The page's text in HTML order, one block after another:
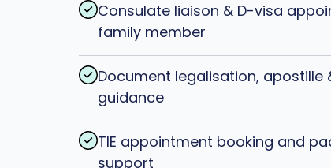
Consulate liaison & D-visa
family member
Document legalisation, apostille
guidance
TIE appointment booking and
support